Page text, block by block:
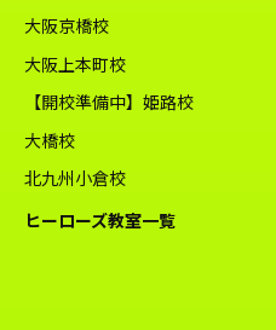
大阪京橋校
大阪上本町校
【開校準備中】姫路校
大橋校
北九州小倉校
ヒーローズ教室一覧